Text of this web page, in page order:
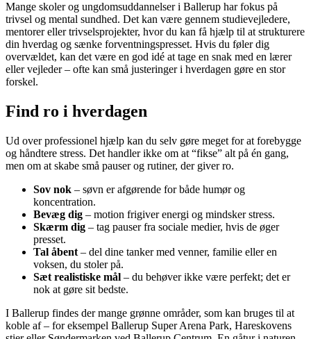
Mange skoler og ungdomsuddannelser i Ballerup har fokus på
trivsel og mental sundhed. Det kan være gennem studievejledere,
mentorer eller trivselsprojekter, hvor du kan få hjælp til at strukturere
din hverdag og sænke forventningspresset. Hvis du føler dig
overvældet, kan det være en god idé at tage en snak med en lærer
eller vejleder – ofte kan små justeringer i hverdagen gøre en stor
forskel.
Find ro i hverdagen
Ud over professionel hjælp kan du selv gøre meget for at forebygge
og håndtere stress. Det handler ikke om at “fikse” alt på én gang,
men om at skabe små pauser og rutiner, der giver ro.
Sov nok – søvn er afgørende for både humør og
koncentration.
Bevæg dig – motion frigiver energi og mindsker stress.
Skærm dig – tag pauser fra sociale medier, hvis de øger
presset.
Tal åbent – del dine tanker med venner, familie eller en
voksen, du stoler på.
Sæt realistiske mål – du behøver ikke være perfekt; det er
nok at gøre sit bedste.
I Ballerup findes der mange grønne områder, som kan bruges til at
koble af – for eksempel Ballerup Super Arena Park, Hareskovens